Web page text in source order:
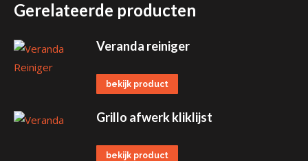
Gerelateerde producten
Veranda reiniger
bekijk product
Grillo afwerk kliklijst
bekijk product